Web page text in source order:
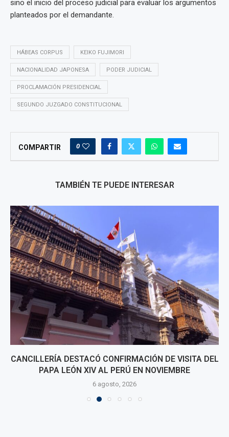
sino el inicio del proceso judicial para evaluar los argumentos
planteados por el demandante.
HÁBEAS CORPUS KEIKO FUJIMORI
NACIONALIDAD JAPONESA PODER JUDICIAL
PROCLAMACIÓN PRESIDENCIAL
SEGUNDO JUZGADO CONSTITUCIONAL
COMPARTIR 0
TAMBIÉN TE PUEDE INTERESAR
CANCILLERÍA DESTACÓ CONFIRMACIÓN DE VISITA DEL
PAPA LEÓN XIV AL PERÚ EN NOVIEMBRE
6 agosto, 2026